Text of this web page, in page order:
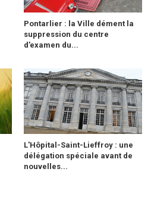
Pontarlier : la Ville dément la
suppression du centre
d’examen du...
L'Hôpital-Saint-Lieffroy : une
délégation spéciale avant de
nouvelles...